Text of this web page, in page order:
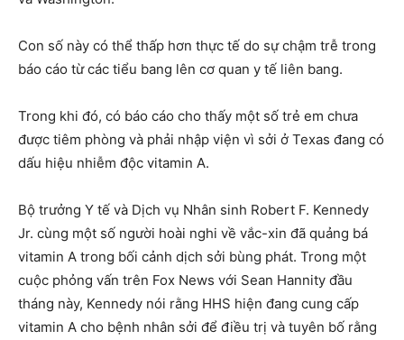
Con số này có thể thấp hơn thực tế do sự chậm trễ trong
báo cáo từ các tiểu bang lên cơ quan y tế liên bang.
Trong khi đó, có báo cáo cho thấy một số trẻ em chưa
được tiêm phòng và phải nhập viện vì sởi ở Texas đang có
dấu hiệu nhiễm độc vitamin A.
Bộ trưởng Y tế và Dịch vụ Nhân sinh Robert F. Kennedy
Jr. cùng một số người hoài nghi về vắc-xin đã quảng bá
vitamin A trong bối cảnh dịch sởi bùng phát. Trong một
cuộc phỏng vấn trên Fox News với Sean Hannity đầu
tháng này, Kennedy nói rằng HHS hiện đang cung cấp
vitamin A cho bệnh nhân sởi để điều trị và tuyên bố rằng